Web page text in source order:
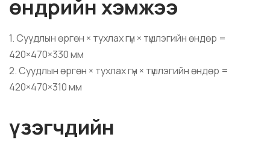
өндрийн хэмжээ
1. Суудлын өргөн × тухлах гүн × түшлэгийн өндөр =
420×470×330 мм
2. Суудлын өргөн × тухлах гүн × түшлэгийн өндөр =
420×470×310 мм
үзэгчдийн